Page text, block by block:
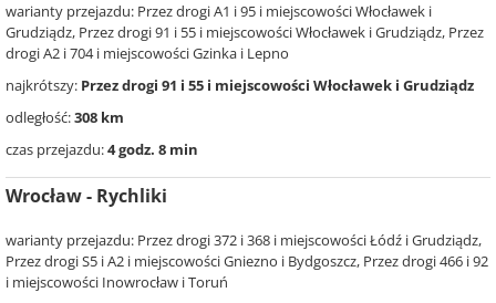
warianty przejazdu: Przez drogi A1 i 95 i miejscowości Włocławek i
Grudziądz, Przez drogi 91 i 55 i miejscowości Włocławek i Grudziądz, Przez
drogi A2 i 704 i miejscowości Gzinka i Lepno
najkrótszy: Przez drogi 91 i 55 i miejscowości Włocławek i Grudziądz
odległość:308 km
czas przejazdu:4 godz. 8 min
Wrocław - Rychliki
warianty przejazdu: Przez drogi 372 i 368 i miejscowości Łódź i Grudziądz,
Przez drogi S5 i A2 i miejscowości Gniezno i Bydgoszcz, Przez drogi 466 i 92
i miejscowości Inowrocław i Toruń